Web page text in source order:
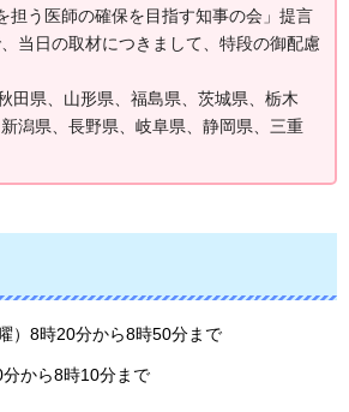
担う医師の確保を目指す知事の会」提言
当日の取材につきまして、特段の御配慮
田県、山形県、福島県、茨城県、栃木
潟県、長野県、岐阜県、静岡県、三重
）8時20分から8時50分まで
から8時10分まで